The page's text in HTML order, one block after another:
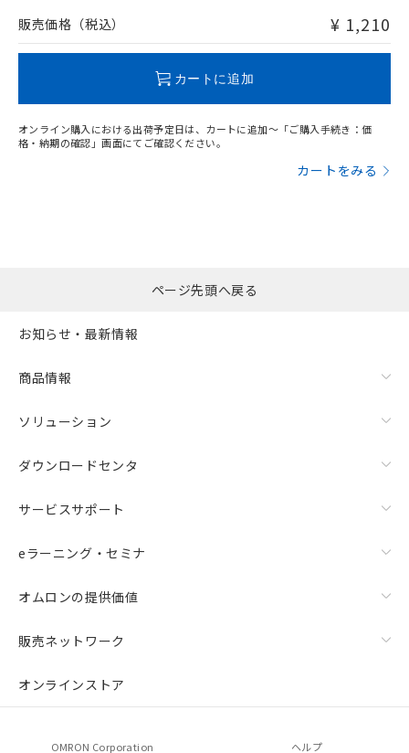
問い合わせください。
販売価格（税込） ¥ 1,210
カートに追加
オンライン購入における出荷予定日は、カートに追加～「ご購入手続き：価
格・納期の確認」画面にてご確認ください。
カートをみる
ページ先頭へ戻る
お知らせ・最新情報
商品情報
ソリューション
ダウンロードセンタ
サービスサポート
eラーニング・セミナ
オムロンの提供価値
販売ネットワーク
オンラインストア
OMRON Corporation ヘルプ